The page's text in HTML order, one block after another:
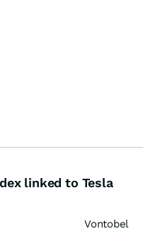
linked to Tesla
Vontobel